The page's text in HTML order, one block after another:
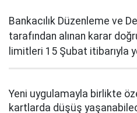
Bankacılık Düzenleme ve
tarafından alınan karar
limitleri 15 Şubat itibarıyla
Yeni uygulamayla birlikte
kartlarda düşüş